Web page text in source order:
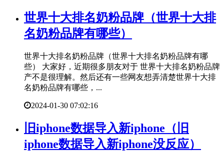
​世界十大排名奶粉品牌（世界十大排
名奶粉品牌有哪些）
世界十大排名奶粉品牌（世界十大排名奶粉品牌有哪
些） 大家好，近期很多朋友对于 世界十大排名奶粉品牌
产不是很理解。然后还有一些网友想弄清楚世界十大排
名奶粉品牌有哪些，...
2024-01-30 07:02:16
​旧iphone数据导入新iphone（旧
iphone数据导入新iphone没反应）